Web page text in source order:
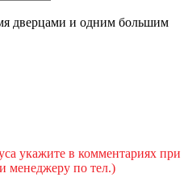
дверцами и одним большим
укажите в комментариях при
менеджеру по тел.)